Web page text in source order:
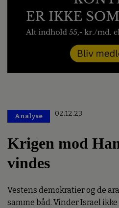
Analyse 02.12.23
Krigen mod
vindes
Vestens demokratier og de
samme båd. Vinder Israel